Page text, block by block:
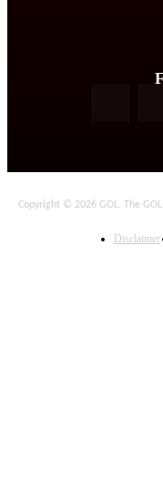
Copyright © 2026 GOL. The
Disclaimer